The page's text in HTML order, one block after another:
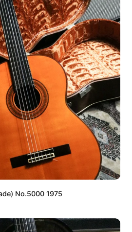
No.5000 1975